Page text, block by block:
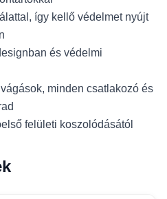
így kellő védelmet nyújt
és védelmi
minden csatlakozó és
felületi koszolódásától